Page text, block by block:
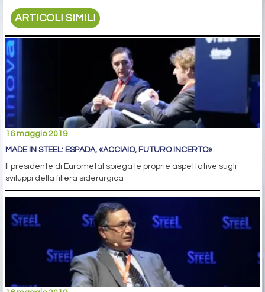
ARTICOLI SIMILI
16 maggio 2019
MADE IN STEEL: ESPADA, «ACCIAIO, FUTURO INCERTO»
Il presidente di Eurometal spiega le proprie aspettative sugli
sviluppi della filiera siderurgica